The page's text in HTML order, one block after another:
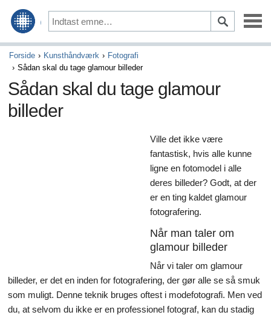
Vedligeholdelse & Reparation
Kørsel & Sikkerhed
Optioner & Tilbehør
Auto finansiering & Forsikring
Videnskab & Natur
Forside Kunsthåndværk
Fotografi
Sådan skal du tage glamour billeder
Sådan skal du tage glamour
billeder
Ville det ikke være
fantastisk, hvis alle kunne
ligne en fotomodel i alle
deres billeder? Godt, at der
er en ting kaldet glamour
fotografering.
Når man taler om
glamour billeder
Når vi taler om glamour
billeder, er det en inden for fotografering, der gør alle se så smuk
som muligt. Denne teknik bruges oftest i modefotografi. Men ved
du, at selvom du ikke er en professionel fotograf, kan du stadig